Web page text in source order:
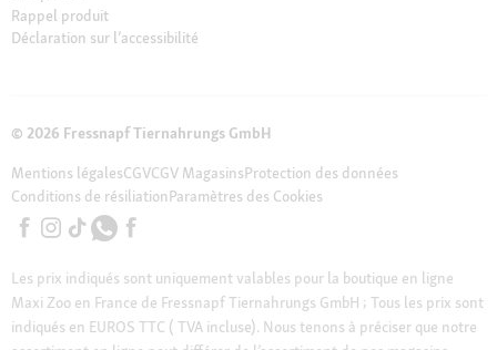
Rappel produit
Déclaration sur l’accessibilité
© 2026 Fressnapf Tiernahrungs GmbH
Mentions légalesCGVCGV MagasinsProtection des données
Conditions de résiliationParamètres des Cookies
Les prix indiqués sont uniquement valables pour la boutique en ligne
Maxi Zoo en France de Fressnapf Tiernahrungs GmbH ; Tous les prix sont
indiqués en EUROS TTC ( TVA incluse). Nous tenons à préciser que notre